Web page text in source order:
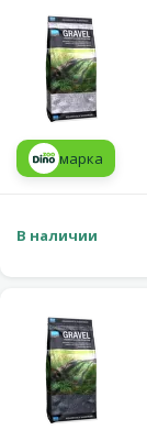
марка
В наличии